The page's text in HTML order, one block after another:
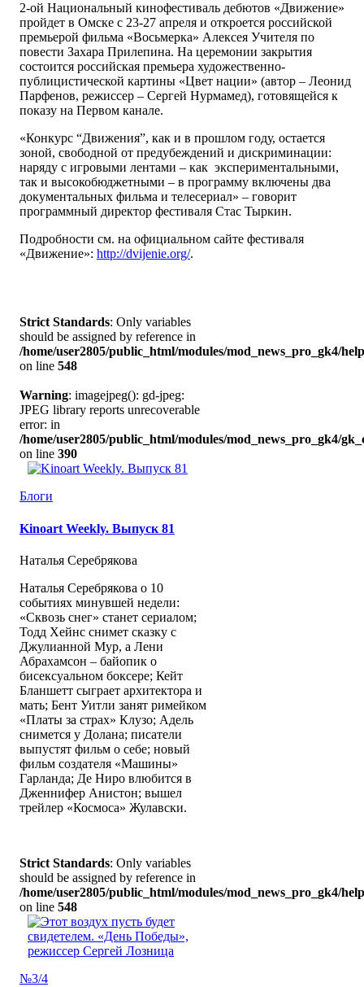
2-ой Национальный кинофестиваль дебютов «Движение»
пройдет в Омске с 23-27 апреля и откроется российской
премьерой фильма «Восьмерка» Алексея Учителя по
повести Захара Прилепина. На церемонии закрытия
состоится российская премьера художественно-
публицистической картины «Цвет нации» (автор – Леонид
Парфенов, режиссер – Сергей Нурмамед), готовящейся к
показу на Первом канале.
«Конкурс “Движения”, как и в прошлом году, остается
зоной, свободной от предубеждений и дискриминации:
наряду с игровыми лентами – как экспериментальными,
так и высокобюджетными – в программу включены два
документальных фильма и телесериал» – говорит
программный директор фестиваля Стас Тыркин.
Подробности см. на официальном сайте фестиваля
«Движение»: http://dvijenie.org/.
Strict Standards: Only variables
should be assigned by reference in
/home/user2805/public_html/modules/mod_news_pro_gk4/
on line 548
Warning: imagejpeg(): gd-jpeg:
JPEG library reports unrecoverable
error: in
/home/user2805/public_html/modules/mod_news_pro_gk4/
on line 390
Блоги
Kinoart Weekly. Выпуск 81
Наталья Серебрякова
Наталья Серебрякова о 10
событиях минувшей недели:
«Сквозь снег» станет сериалом;
Тодд Хейнс снимет сказку с
Джулианной Мур, а Лени
Абрахамсон – байопик о
бисексуальном боксере; Кейт
Бланшетт сыграет архитектора и
мать; Бент Уитли занят римейком
«Платы за страх» Клузо; Адель
снимется у Долана; писатели
выпустят фильм о себе; новый
фильм создателя «Машины»
Гарланда; Де Ниро влюбится в
Дженнифер Анистон; вышел
трейлер «Космоса» Жулавски.
Strict Standards: Only variables
should be assigned by reference in
/home/user2805/public_html/modules/mod_news_pro_gk4/
on line 548
№3/4